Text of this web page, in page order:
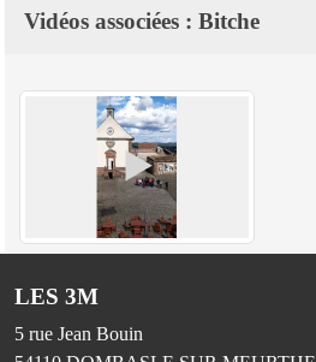
Vidéos associées : Bitche
LES 3M
5 rue Jean Bouin